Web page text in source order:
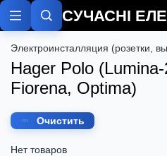
Электроинсталляция (розетки,
Hager Polo
Fiorena, Optima)
Очистить
Нет товаров